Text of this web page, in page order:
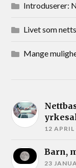
Introduserer:
Livet som
Mange
12 APRIL
Barn,
23